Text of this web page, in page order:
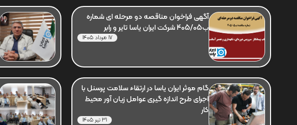
آگهی فراخوان مناقصه دو مرحله ای شماره
ب405/05 شرکت ایران یاسا تایر و رابر
17 مرداد 1405
گام موثر ایران یاسا در ارتقاء سلامت پرسنل با
اجرای طرح اندازه گیری عوامل زیان آور محیط
کار
31 تیر 1405